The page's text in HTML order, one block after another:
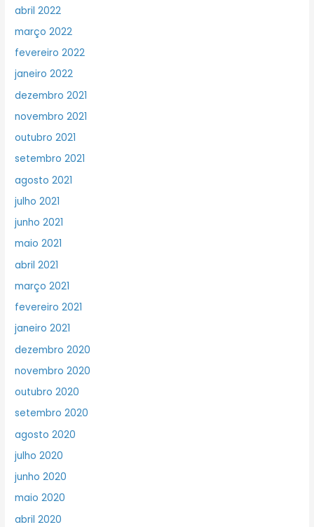
abril 2022
março 2022
fevereiro 2022
janeiro 2022
dezembro 2021
novembro 2021
outubro 2021
setembro 2021
agosto 2021
julho 2021
junho 2021
maio 2021
abril 2021
março 2021
fevereiro 2021
janeiro 2021
dezembro 2020
novembro 2020
outubro 2020
setembro 2020
agosto 2020
julho 2020
junho 2020
maio 2020
abril 2020